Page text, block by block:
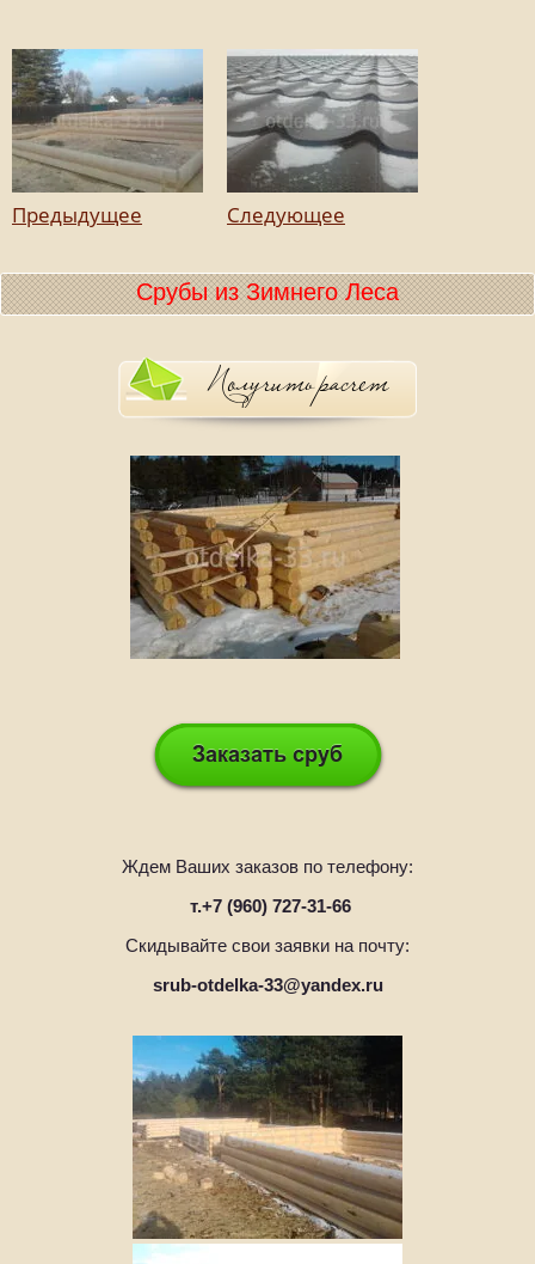
Срубы из Зимнего Леса
Получить расчет
Предыдущее Следующее
Ждем Ваших заказов по телефону:
т.+7 (960) 727-31-66
Скидывайте свои заявки на почту:
srub-otdelka-33@yandex.ru